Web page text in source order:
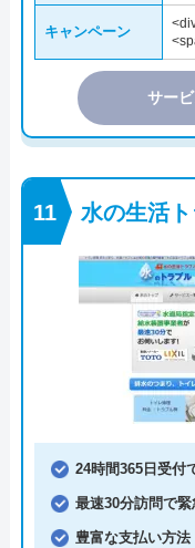
キャンペーン
サー
水の生活
24時間365日受付
最速30分訪問で
豊富な支払い方